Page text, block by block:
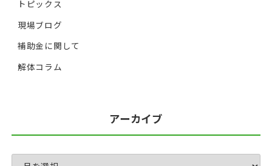
トピックス
現場ブログ
補助金に関して
解体コラム
アーカイブ